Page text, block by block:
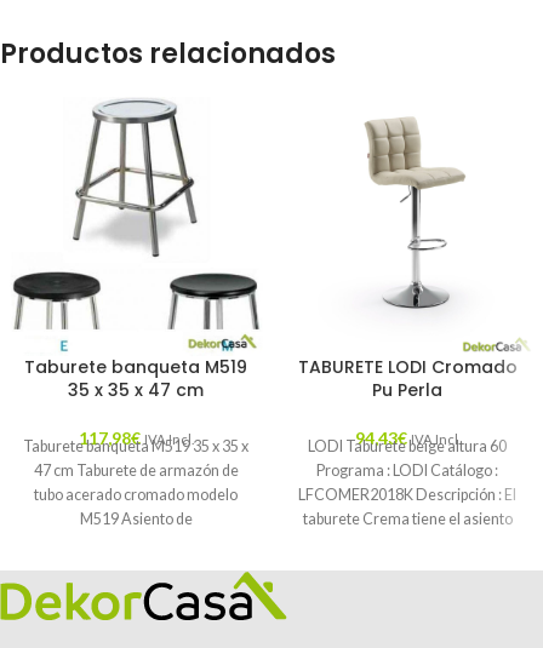
Productos relacionados
Taburete banqueta M519
35 x 35 x 47 cm
117,98€ IVA Incl.
Taburete banqueta M519 35 x 35 x
47 cm Taburete de armazón de
tubo acerado cromado modelo
M519 Asiento de
TABURETE LODI Cromado
Pu Perla
94,43€ IVA Incl.
LODI Taburete beige altura 60
Programa : LODI Catálogo :
LFCOMER2018K Descripción : El
taburete Crema tiene el asiento